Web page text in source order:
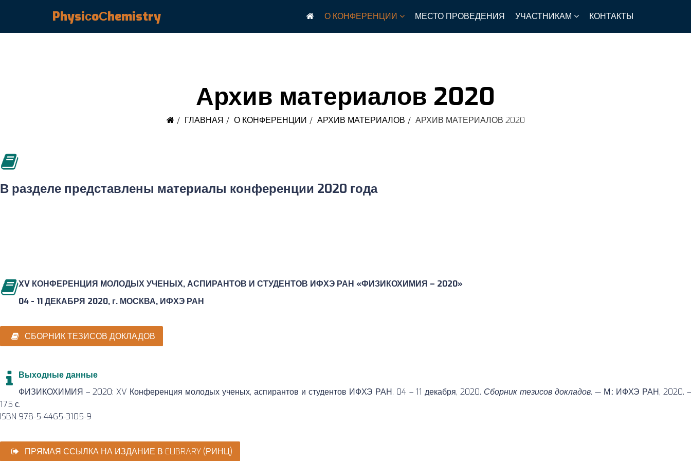
PhysiсoСhemistry О КОНФЕРЕНЦИИ МЕСТО ПРОВЕДЕНИЯ УЧАСТНИКАМ КОНТАКТЫ
Архив материалов 2020
ГЛАВНАЯ О КОНФЕРЕНЦИИ АРХИВ МАТЕРИАЛОВ АРХИВ МАТЕРИАЛОВ 2020
В разделе представлены материалы конференции 2020 года
XV КОНФЕРЕНЦИЯ МОЛОДЫХ УЧЕНЫХ, АСПИРАНТОВ И СТУДЕНТОВ ИФХЭ РАН «ФИЗИКОХИМИЯ – 2020»
04 - 11 ДЕКАБРЯ 2020, г. МОСКВА, ИФХЭ РАН
СБОРНИК ТЕЗИСОВ ДОКЛАДОВ
Выходные данные
ФИЗИКОХИМИЯ – 2020: XV Конференция молодых ученых, аспирантов и студентов ИФХЭ РАН. 04 – 11 декабря, 2020. Сборник тезисов докладов. — М.: ИФХЭ РАН, 2020. –
175 с.
ISBN 978-5-4465-3105-9
ПРЯМАЯ ССЫЛКА НА ИЗДАНИЕ В ELIBRARY (РИНЦ)